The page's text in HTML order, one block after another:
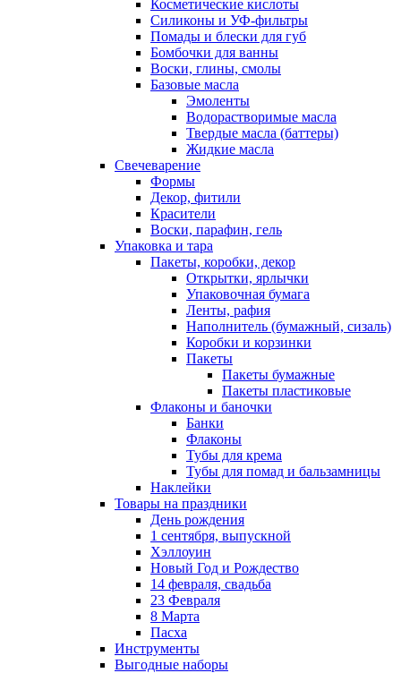
Косметические кислоты
Силиконы и УФ-фильтры
Помады и блески для губ
Бомбочки для ванны
Воски, глины, смолы
Базовые масла
Эмоленты
Водорастворимые масла
Твердые масла (баттеры)
Жидкие масла
Свечеварение
Формы
Декор, фитили
Красители
Воски, парафин, гель
Упаковка и тара
Пакеты, коробки, декор
Открытки, ярлычки
Упаковочная бумага
Ленты, рафия
Наполнитель (бумажный, сизаль)
Коробки и корзинки
Пакеты
Пакеты бумажные
Пакеты пластиковые
Флаконы и баночки
Банки
Флаконы
Тубы для крема
Тубы для помад и бальзамницы
Наклейки
Товары на праздники
День рождения
1 сентября, выпускной
Хэллоуин
Новый Год и Рождество
14 февраля, свадьба
23 Февраля
8 Марта
Пасха
Инструменты
Выгодные наборы